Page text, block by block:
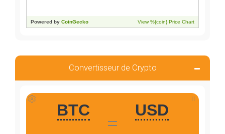
Convertisseur de Crypto